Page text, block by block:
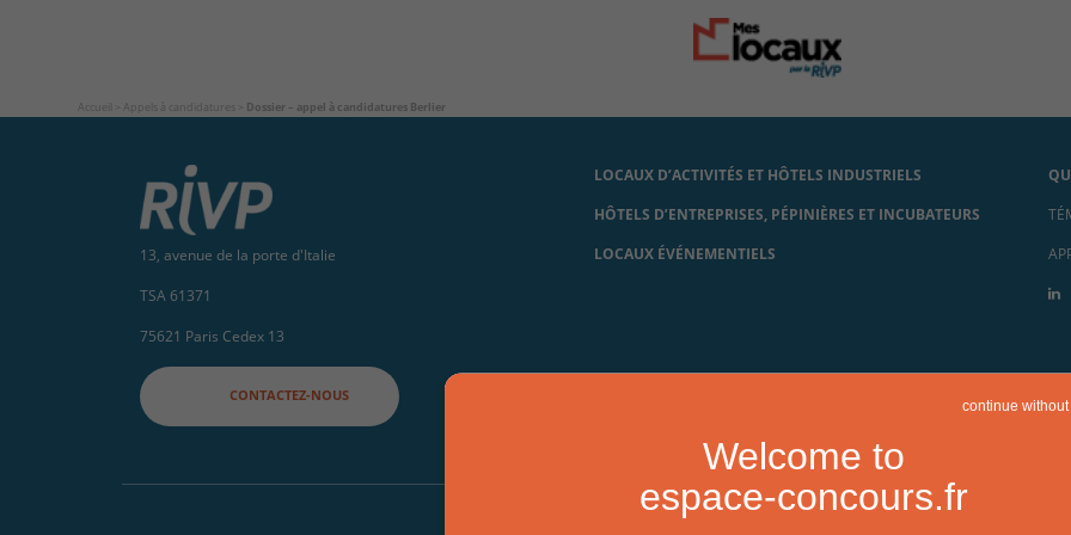
Accueil Appels à candidatures Dossier – appel à candidatures Berlier
13, avenue de la porte d'Italie
TSA 61371
75621 Paris Cedex 13
CONTACTEZ-NOUS
LOCAUX D’ACTIVITÉS ET HÔTELS INDUSTRIELS
HÔTELS D’ENTREPRISES, PÉPINIÈRES ET INCUBATEURS
LOCAUX ÉVÉNEMENTIELS
continue
Welcome to
espace-concours.fr